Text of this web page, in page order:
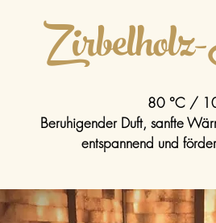
80 °C /
Beruhigender Duft, sanfte
entspannend und